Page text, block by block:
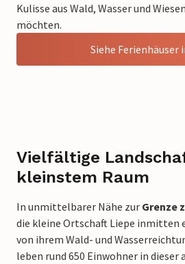
Kulisse aus Wald, Wasser und
möchten.
Siehe Ferienhäuser
Vielfältige
kleinstem Raum
In unmittelbarer Nähe zur Grenze
die kleine Ortschaft Liepe inmitten
von ihrem Wald- und
leben rund 650 Einwohner in dieser